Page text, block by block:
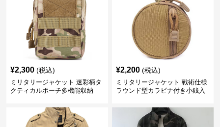
¥2,300 (税込)
ミリタリージャケット 迷彩柄タ
クティカルポーチ多機能収納
¥2,200 (税込)
ミリタリージャケット 戦術仕様
ラウンド型カラビナ付き小銭入